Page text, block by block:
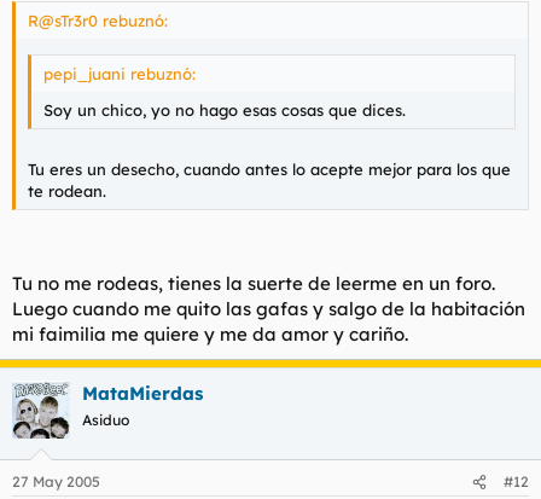
R@sTr3r0 rebuznó:
pepi_juani rebuznó:
Soy un chico, yo no hago esas cosas que dices.
Tu eres un desecho, cuando antes lo acepte mejor para los que
te rodean.
Tu no me rodeas, tienes la suerte de leerme en un foro.
Luego cuando me quito las gafas y salgo de la habitación
mi faimilia me quiere y me da amor y cariño.
MataMierdas
Asiduo
27 May 2005 #12